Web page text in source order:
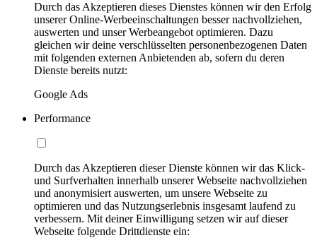
Durch das Akzeptieren dieses Dienstes können wir den Erfolg
unserer Online-Werbeeinschaltungen besser nachvollziehen,
auswerten und unser Werbeangebot optimieren. Dazu
gleichen wir deine verschlüsselten personenbezogenen Daten
mit folgenden externen Anbietenden ab, sofern du deren
Dienste bereits nutzt:
Google Ads
Performance
Durch das Akzeptieren dieser Dienste können wir das Klick-
und Surfverhalten innerhalb unserer Webseite nachvollziehen
und anonymisiert auswerten, um unsere Webseite zu
optimieren und das Nutzungserlebnis insgesamt laufend zu
verbessern. Mit deiner Einwilligung setzen wir auf dieser
Webseite folgende Drittdienste ein: